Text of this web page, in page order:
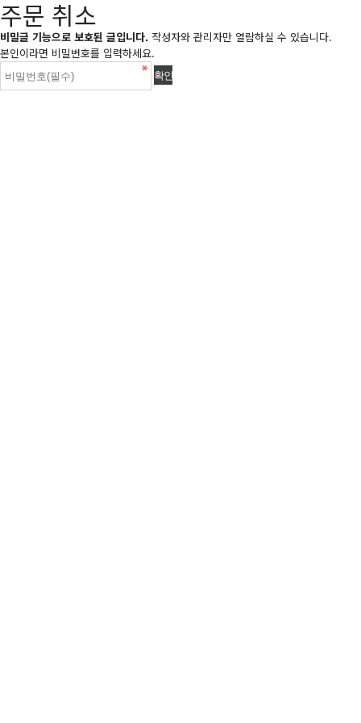
주문 취소
비밀글 기능으로 보호된 글입니다. 작성자와 관리자만 열람하실 수 있습니다.
본인이라면 비밀번호를 입력하세요.